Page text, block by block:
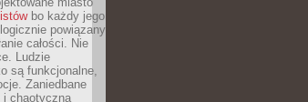
bo każdy jego
powiązany
całości. Nie
Ludzie
są funkcjonalne,
Zaniedbane
i chaotyczna